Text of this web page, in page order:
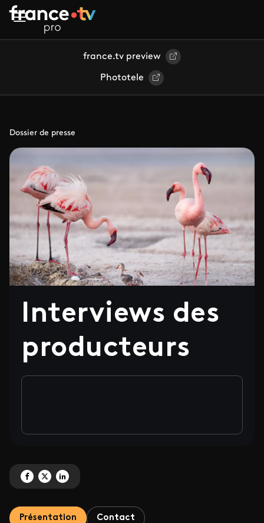
Aller au contenu principal
france.tv preview
Phototele
Dossier de presse
Interviews des
producteurs
Partagez 'Interviews des producteurs' sur Facebook
Partagez 'Interviews des producteurs' sur X
Partagez 'Interviews des producteurs' sur LinkedIn
Présentation Contact